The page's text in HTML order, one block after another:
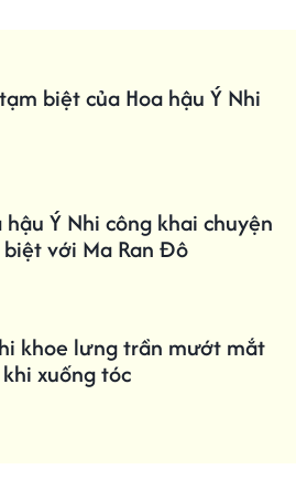
biệt của Hoa hậu Ý Nhi
hậu Ý Nhi công khai chuyện
với Ma Ran Đô
khoe lưng trần mướt mắt
xuống tóc